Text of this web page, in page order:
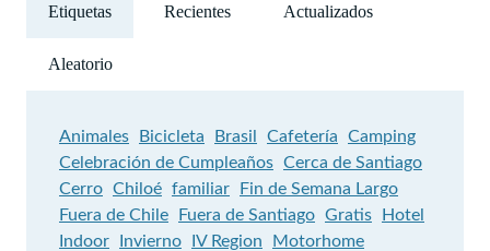
Etiquetas Recientes Actualizados
Aleatorio
Animales Bicicleta Brasil Cafetería
Camping
Celebración de Cumpleaños Cerca de Santiago
Cerro Chiloé familiar
Fin de Semana Largo
Fuera de Chile
Fuera de Santiago Gratis
Hotel
Indoor
Invierno IV Region
Motorhome